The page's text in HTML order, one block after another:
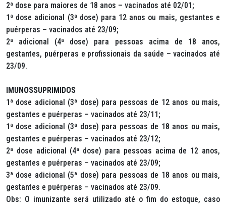
2ª dose para maiores de 18 anos – vacinados até 02/01;
1ª dose adicional (3ª dose) para 12 anos ou mais, gestantes e
puérperas – vacinados até 23/09;
2ª adicional (4ª dose) para pessoas acima de 18 anos,
gestantes, puérperas e profissionais da saúde – vacinados até
23/09.
IMUNOSSUPRIMIDOS
1ª dose adicional (3ª dose) para pessoas de 12 anos ou mais,
gestantes e puérperas – vacinados até 23/11;
1ª dose adicional (3ª dose) para pessoas de 18 anos ou mais,
gestantes e puérperas – vacinados até 23/12;
2ª dose adicional (4ª dose) para pessoas acima de 12 anos,
gestantes e puérperas – vacinados até 23/09;
3ª dose adicional (5ª dose) para pessoas de 18 anos ou mais,
gestantes e puérperas – vacinados até 23/09.
Obs: O imunizante será utilizado até o fim do estoque, caso